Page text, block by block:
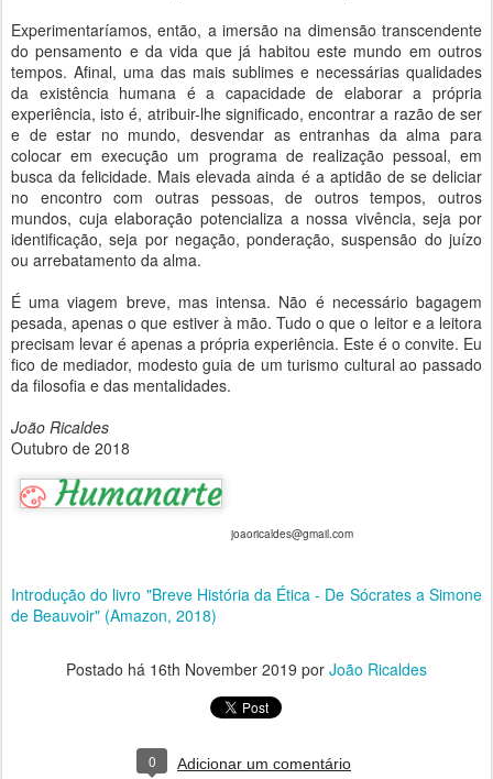
Experimentaríamos, então, a imersão na dimensão transcendente
do pensamento e da vida que já habitou este mundo em outros
tempos. Afinal, uma das mais sublimes e necessárias qualidades
da existência humana é a capacidade de elaborar a própria
experiência, isto é, atribuir-lhe significado, encontrar a razão de ser
e de estar no mundo, desvendar as entranhas da alma para
colocar em execução um programa de realização pessoal, em
busca da felicidade. Mais elevada ainda é a aptidão de se deliciar
no encontro com outras pessoas, de outros tempos, outros
mundos, cuja elaboração potencializa a nossa vivência, seja por
identificação, seja por negação, ponderação, suspensão do juízo
ou arrebatamento da alma.
É uma viagem breve, mas intensa. Não é necessário bagagem
pesada, apenas o que estiver à mão. Tudo o que o leitor e a leitora
precisam levar é apenas a própria experiência. Este é o convite. Eu
fico de mediador, modesto guia de um turismo cultural ao passado
da filosofia e das mentalidades.
João Ricaldes
Outubro de 2018
joaoricaldes@gmail.com
Introdução do livro "Breve História da Ética - De Sócrates a Simone
de Beauvoir" (Amazon, 2018)
Postado há 16th November 2019 por João Ricaldes
0 Adicionar um comentário